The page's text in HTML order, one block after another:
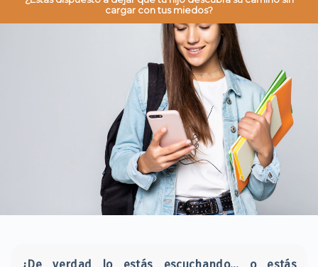
cargar con tus miedos?
¿De verdad lo estás escuchando… o estás